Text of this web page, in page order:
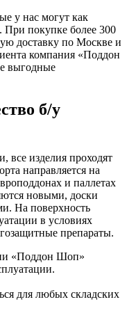
у нас могут как
При покупке более 300
доставку по Москве и
компания «Поддон
выгодные
б/у
все изделия проходят
направляется на
и паллетах
новыми, доски
На поверхность
в условиях
препараты.
«Поддон Шоп»
для любых складских